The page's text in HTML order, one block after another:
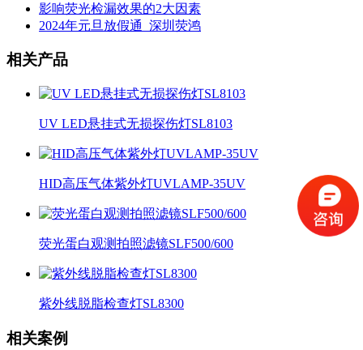
影响荧光检漏效果的2大因素
2024年元旦放假通_深圳荧鸿
相关产品
UV LED悬挂式无损探伤灯SL8103
HID高压气体紫外灯UVLAMP-35UV
荧光蛋白观测拍照滤镜SLF500/600
紫外线脱脂检查灯SL8300
相关案例